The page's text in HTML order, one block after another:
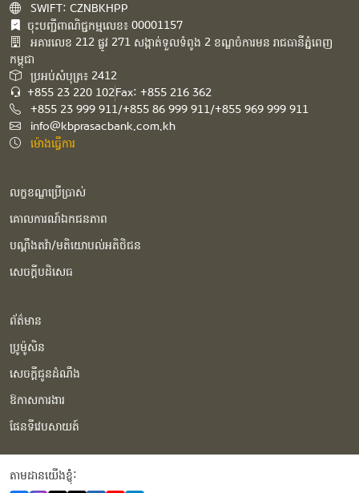
SWIFT: CZNBKHPP
ចុះបញ្ជីពាណិជ្ជកម្មលេខ៖ 00001157
អគារ​លេខ​ 212 ផ្លូវ 271 សង្កាត់ទួលទំពូង 2 ខណ្ឌចំការមន រាជធានីភ្នំពេញ
កម្ពុជា​
ប្រអប់សំបុត្រ៖ 2412
+855 23 220 102Fax: +855 216 362
+855 23 999 911/+855 86 999 911/+855 969 999 911
info@kbprasacbank.com.kh
ម៉ោងធ្វើការ
លក្ខខណ្ឌប្រើប្រាស់
គោលការណ៍ឯកជនភាព
បណ្ដឹងតវ៉ា/មតិយោបល់អតិថិជន
សេចក្ដីបដិសេធ
ព័ត៌មាន
ប្រូម៉ូសិន
សេចក្ដីជូនដំណឹង
ឱកាសការងារ
ផែនទីវេបសាយត៍
តាមដានយើងខ្ញុំំ: